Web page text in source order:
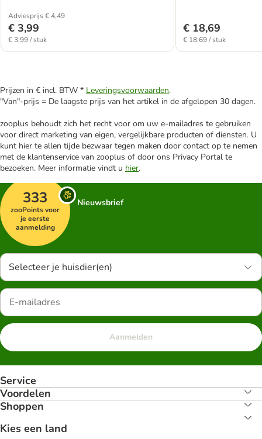
Adviesprijs € 4,49
€ 3,99
€ 3,99 / stuk
€ 18,69
€ 18,69 / stuk
Prijzen in € incl. BTW * Leveringsvoorwaarden.
"Van"-prijs = De laagste prijs van het artikel in de afgelopen 30 dagen.
zooplus behoudt zich het recht voor om uw e-mailadres te gebruiken
voor direct marketing van eigen, vergelijkbare producten of diensten. U
kunt hier te allen tijde bezwaar tegen maken door contact op te nemen
met de klantenservice van zooplus of door ons Privacy Portal te
bezoeken. Meer informatie vindt u hier.
333
zooPoints voor
je eerste
aanmelding
Nieuwsbrief
Selecteer je huisdier(en)
Aanmelden
Service
Voordelen
Shoppen
Kies een land